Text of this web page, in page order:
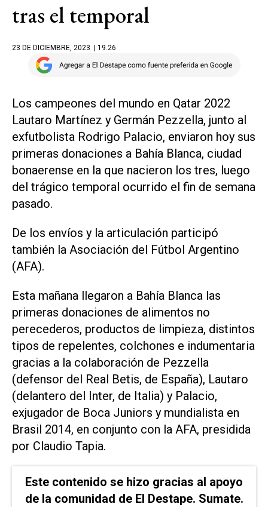
tras el temporal
23 DE DICIEMBRE, 2023 | 19.26
Los campeones del mundo en Qatar 2022
Lautaro Martínez y Germán Pezzella, junto al
exfutbolista Rodrigo Palacio, enviaron hoy sus
primeras donaciones a Bahía Blanca, ciudad
bonaerense en la que nacieron los tres, luego
del trágico temporal ocurrido el fin de semana
pasado.
De los envíos y la articulación participó
también la Asociación del Fútbol Argentino
(AFA).
Esta mañana llegaron a Bahía Blanca las
primeras donaciones de alimentos no
perecederos, productos de limpieza, distintos
tipos de repelentes, colchones e indumentaria
gracias a la colaboración de Pezzella
(defensor del Real Betis, de España), Lautaro
(delantero del Inter, de Italia) y Palacio,
exjugador de Boca Juniors y mundialista en
Brasil 2014, en conjunto con la AFA, presidida
por Claudio Tapia.
Este contenido se hizo gracias al apoyo
de la comunidad de El Destape. Sumate.